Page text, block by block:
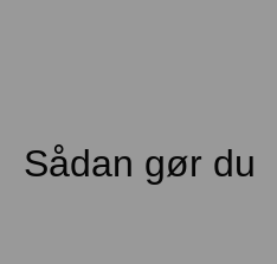
Sådan gør du